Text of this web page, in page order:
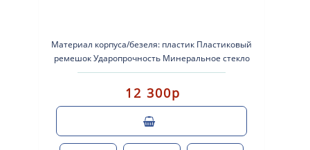
Материал корпуса/безеля: пластик Пластиковый
ремешок Ударопрочность Минеральное стекло
Водонепроницаемос..
12 300р